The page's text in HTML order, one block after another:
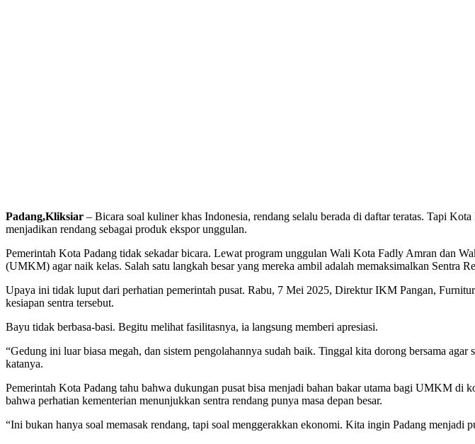
Padang,Kliksiar – Bicara soal kuliner khas Indonesia, rendang selalu berada di daftar teratas. Tapi
menjadikan rendang sebagai produk ekspor unggulan.
Pemerintah Kota Padang tidak sekadar bicara. Lewat program unggulan Wali Kota Fadly Amran dan
(UMKM) agar naik kelas. Salah satu langkah besar yang mereka ambil adalah memaksimalkan Sentra
Upaya ini tidak luput dari perhatian pemerintah pusat. Rabu, 7 Mei 2025, Direktur IKM Pangan,
kesiapan sentra tersebut.
Bayu tidak berbasa-basi. Begitu melihat fasilitasnya, ia langsung memberi apresiasi.
“Gedung ini luar biasa megah, dan sistem pengolahannya sudah baik. Tinggal kita dorong bersama
katanya.
Pemerintah Kota Padang tahu bahwa dukungan pusat bisa menjadi bahan bakar utama bagi UMKM
bahwa perhatian kementerian menunjukkan sentra rendang punya masa depan besar.
“Ini bukan hanya soal memasak rendang, tapi soal menggerakkan ekonomi. Kita ingin Padang menjadi